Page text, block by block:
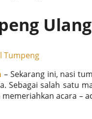
Tumpeng
– Sekarang ini, nasi
Sebagai salah satu
acara –